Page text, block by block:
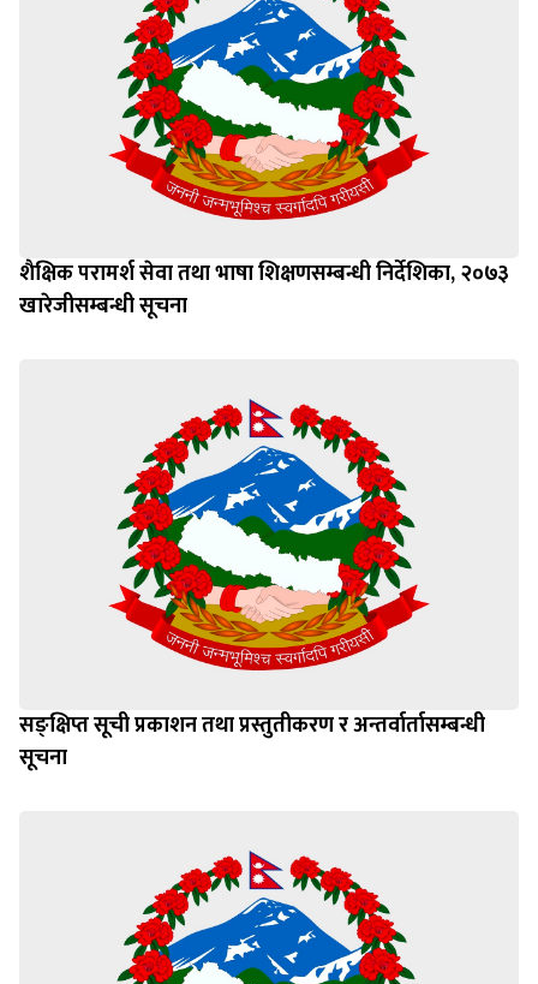
शैक्षिक परामर्श सेवा तथा भाषा शिक्षणसम्बन्धी निर्देशिका, २०७३
खारेजीसम्बन्धी सूचना
सङ्क्षिप्त सूची प्रकाशन तथा प्रस्तुतीकरण र अन्तर्वार्तासम्बन्धी
सूचना